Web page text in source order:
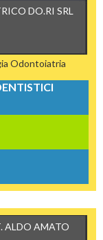
DO.RI SRL
Odontoiatria
ALDO AMATO